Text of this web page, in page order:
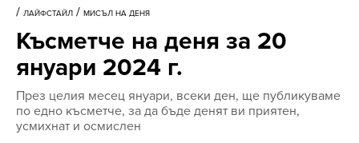
/ ЛАЙФСТАЙЛ / МИСЪЛ НА ДЕНЯ
Късметче на деня за 20
януари 2024 г.
През целия месец януари, всеки ден, ще публикуваме
по едно късметче, за да бъде денят ви приятен,
усмихнат и осмислен